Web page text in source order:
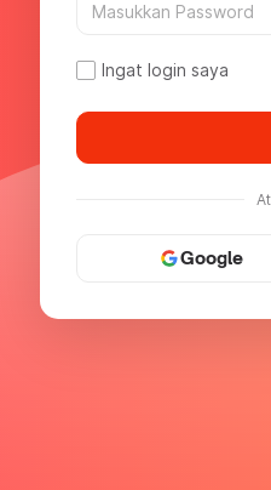
Ingat login saya
Google